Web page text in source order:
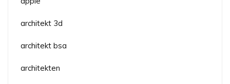
architekt 3d
architekt bsa
architekten